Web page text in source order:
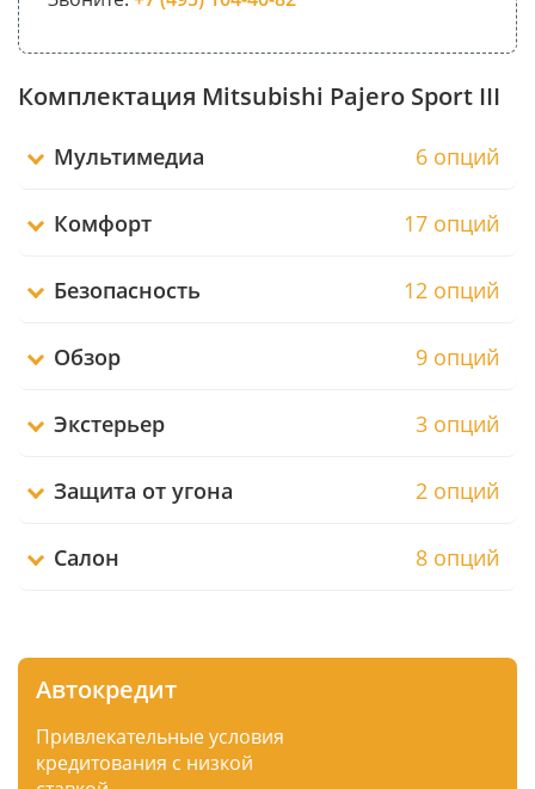
Комплектация Mitsubishi Pajero Sport III
Мультимедиа 6 опций
Комфорт 17 опций
Безопасность 12 опций
Обзор 9 опций
Экстерьер 3 опций
Защита от угона 2 опций
Салон 8 опций
Автокредит
Привлекательные условия
кредитования с низкой